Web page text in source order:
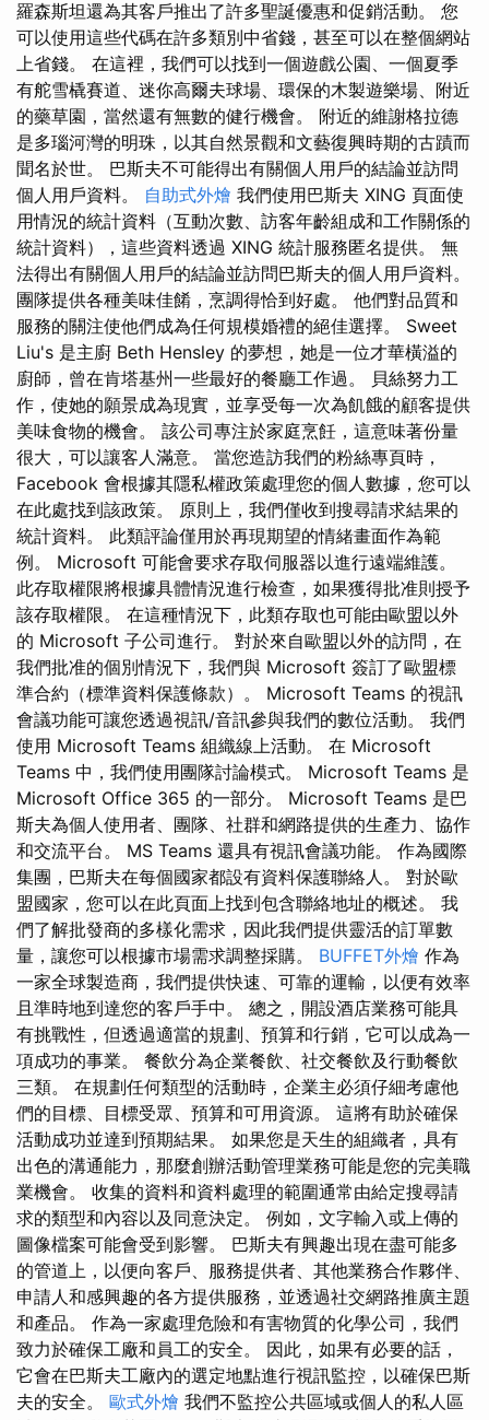
羅森斯坦還為其客戶推出了許多聖誕優惠和促銷活動。 您
可以使用這些代碼在許多類別中省錢，甚至可以在整個網站
上省錢。 在這裡，我們可以找到一個遊戲公園、一個夏季
有舵雪橇賽道、迷你高爾夫球場、環保的木製遊樂場、附近
的藥草園，當然還有無數的健行機會。 附近的維謝格拉德
是多瑙河灣的明珠，以其自然景觀和文藝復興時期的古蹟而
聞名於世。 巴斯夫不可能得出有關個人用戶的結論並訪問
個人用戶資料。 自助式外燴 我們使用巴斯夫 XING 頁面使
用情況的統計資料（互動次數、訪客年齡組成和工作關係的
統計資料），這些資料透過 XING 統計服務匿名提供。 無
法得出有關個人用戶的結論並訪問巴斯夫的個人用戶資料。
團隊提供各種美味佳餚，烹調得恰到好處。 他們對品質和
服務的關注使他們成為任何規模婚禮的絕佳選擇。 Sweet
Liu's 是主廚 Beth Hensley 的夢想，她是一位才華橫溢的
廚師，曾在肯塔基州一些最好的餐廳工作過。 貝絲努力工
作，使她的願景成為現實，並享受每一次為飢餓的顧客提供
美味食物的機會。 該公司專注於家庭烹飪，這意味著份量
很大，可以讓客人滿意。 當您造訪我們的粉絲專頁時，
Facebook 會根據其隱私權政策處理您的個人數據，您可以
在此處找到該政策。 原則上，我們僅收到搜尋請求結果的
統計資料。 此類評論僅用於再現期望的情緒畫面作為範
例。 Microsoft 可能會要求存取伺服器以進行遠端維護。
此存取權限將根據具體情況進行檢查，如果獲得批准則授予
該存取權限。 在這種情況下，此類存取也可能由歐盟以外
的 Microsoft 子公司進行。 對於來自歐盟以外的訪問，在
我們批准的個別情況下，我們與 Microsoft 簽訂了歐盟標
準合約（標準資料保護條款）。 Microsoft Teams 的視訊
會議功能可讓您透過視訊/音訊參與我們的數位活動。 我們
使用 Microsoft Teams 組織線上活動。 在 Microsoft
Teams 中，我們使用團隊討論模式。 Microsoft Teams 是
Microsoft Office 365 的一部分。 Microsoft Teams 是巴
斯夫為個人使用者、團隊、社群和網路提供的生產力、協作
和交流平台。 MS Teams 還具有視訊會議功能。 作為國際
集團，巴斯夫在每個國家都設有資料保護聯絡人。 對於歐
盟國家，您可以在此頁面上找到包含聯絡地址的概述。 我
們了解批發商的多樣化需求，因此我們提供靈活的訂單數
量，讓您可以根據市場需求調整採購。 BUFFET外燴 作為
一家全球製造商，我們提供快速、可靠的運輸，以便有效率
且準時地到達您的客戶手中。 總之，開設酒店業務可能具
有挑戰性，但透過適當的規劃、預算和行銷，它可以成為一
項成功的事業。 餐飲分為企業餐飲、社交餐飲及行動餐飲
三類。 在規劃任何類型的活動時，企業主必須仔細考慮他
們的目標、目標受眾、預算和可用資源。 這將有助於確保
活動成功並達到預期結果。 如果您是天生的組織者，具有
出色的溝通能力，那麼創辦活動管理業務可能是您的完美職
業機會。 收集的資料和資料處理的範圍通常由給定搜尋請
求的類型和內容以及同意決定。 例如，文字輸入或上傳的
圖像檔案可能會受到影響。 巴斯夫有興趣出現在盡可能多
的管道上，以便向客戶、服務提供者、其他業務合作夥伴、
申請人和感興趣的各方提供服務，並透過社交網路推廣主題
和產品。 作為一家處理危險和有害物質的化學公司，我們
致力於確保工廠和員工的安全。 因此，如果有必要的話，
它會在巴斯夫工廠內的選定地點進行視訊監控，以確保巴斯
夫的安全。 歐式外燴 我們不監控公共區域或個人的私人區